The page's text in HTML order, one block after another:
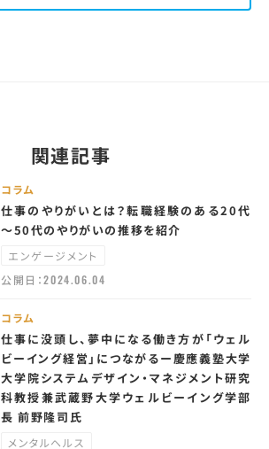
関連記事
コラム
仕事のやりがいとは？転職経験のある20代
～50代のやりがいの推移を紹介
エンゲージメント
公開日：2024.06.04
コラム
仕事に没頭し、夢中になる働き方が「ウェル
ビーイング経営」につながるー慶應義塾大学
大学院システムデザイン・マネジメント研究
科教授兼武蔵野大学ウェルビーイング学部
長 前野隆司氏
メンタルヘルス